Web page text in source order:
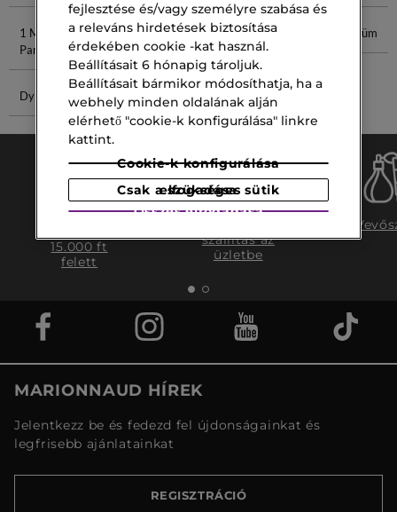
1 Million Női
Parfüm
50 Ml Dylan
Blue
Zen Krém Szoros Parfüm
Dylan Blue Barna Gél
Ingyenes
15.000 ft
felett
szállítás az
üzletbe
MARIONNAUD HÍREK
Jelentkezz be és fedezd fel újdonságainkat és
legfrisebb ajánlatainkat
REGISZTRÁCIÓ
fejlesztése és/vagy személyre szabása és
a releváns hirdetések biztosítása
érdekében cookie -kat használ.
Beállításait 6 hónapig tároljuk.
Beállításait bármikor módosíthatja, ha a
webhely minden oldalának alján
elérhető "cookie-k konfigurálása" linkre
kattint.
Cookie-k konfigurálása
Csak a szükséges sütik elfogadása
Összes elfogadása